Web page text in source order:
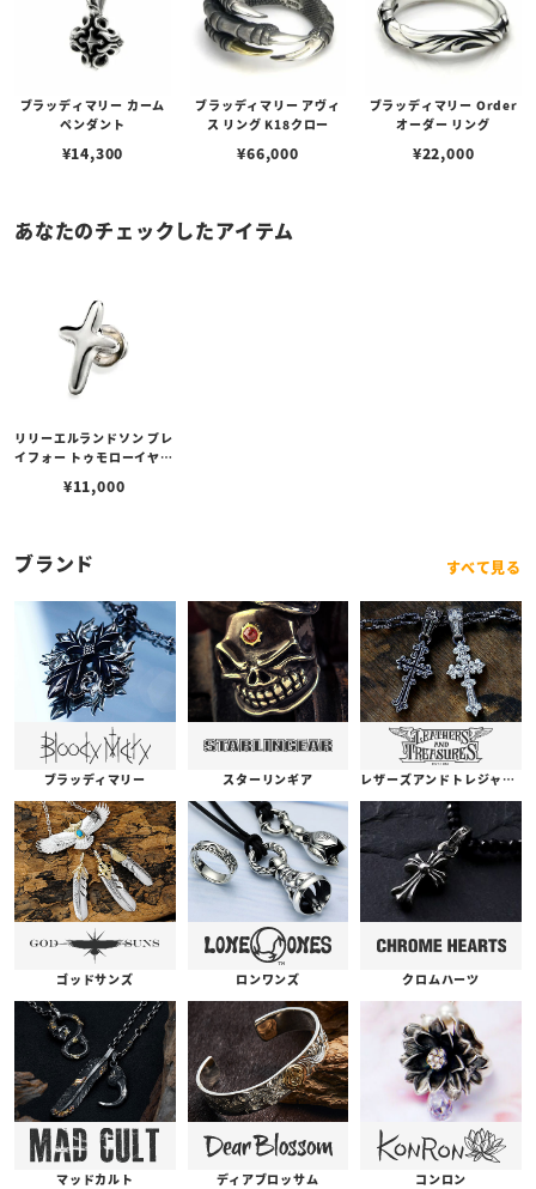
ブラッディマリー カーム
ペンダント
¥14,300
ブラッディマリー アヴィ
ス リング K18クロー
¥66,000
ブラッディマリー Order
オーダー リング
¥22,000
あなたのチェックしたアイテム
リリーエルランドソン プレ
イフォー トゥモローイヤリ
W
¥11,000
ブランド すべて見る
ブラッディマリー スターリンギア レザーズアンドトレジャーズ
ゴッドサンズ ロンワンズ クロムハーツ
マッドカルト ディアブロッサム コンロン